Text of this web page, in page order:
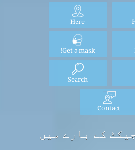
Here
Get a mask!
Search
Contact
کے بارے میں